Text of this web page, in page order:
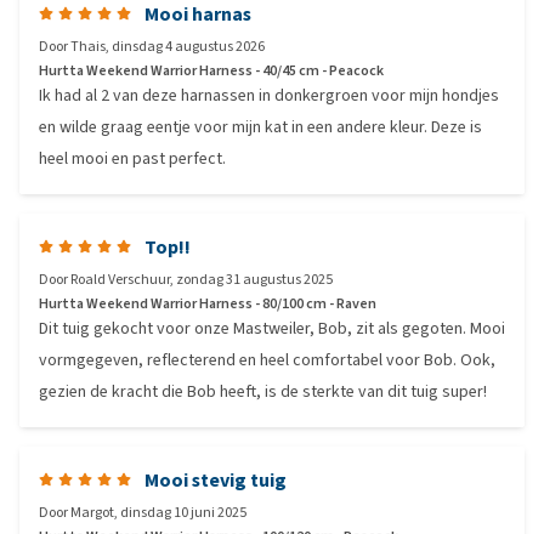
Mooi harnas
DoorThais, dinsdag 4 augustus 2026
Hurtta Weekend Warrior Harness - 40/45 cm - Peacock
Ik had al 2 van deze harnassen in donkergroen voor mijn hondjes
en wilde graag eentje voor mijn kat in een andere kleur. Deze is
heel mooi en past perfect.
Top!!
DoorRoald Verschuur, zondag 31 augustus 2025
Hurtta Weekend Warrior Harness - 80/100 cm - Raven
Dit tuig gekocht voor onze Mastweiler, Bob, zit als gegoten. Mooi
vormgegeven, reflecterend en heel comfortabel voor Bob. Ook,
gezien de kracht die Bob heeft, is de sterkte van dit tuig super!
Mooi stevig tuig
DoorMargot, dinsdag 10 juni 2025